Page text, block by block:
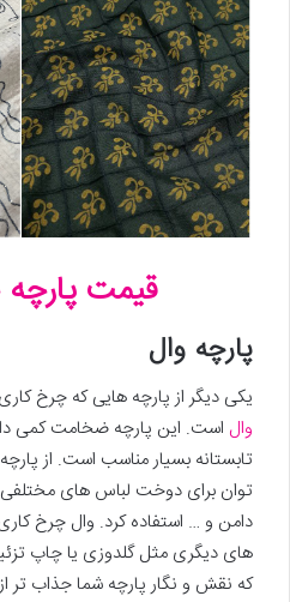
قیمت
پارچه وال
یکی دیگر از پارچه هایی که چرخ
وال است. این پارچه ضخامت کمی
تابستانه بسیار مناسب است. از
توان برای دوخت لباس های مختلفی
دامن و … استفاده کرد. وال چرخ
های دیگری مثل گلدوزی یا چاپ
که نقش و نگار پارچه شما جذاب تر